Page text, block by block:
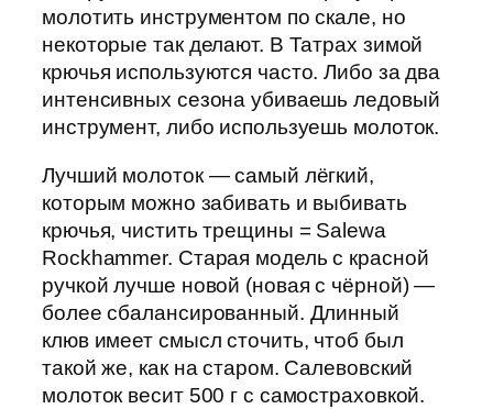
молотить инструментом по скале, но
некоторые так делают. В Татрах зимой
крючья используются часто. Либо за два
интенсивных сезона убиваешь ледовый
инструмент, либо используешь молоток.
Лучший молоток — самый лёгкий,
которым можно забивать и выбивать
крючья, чистить трещины = Salewa
Rockhammer. Старая модель с красной
ручкой лучше новой (новая с чёрной) —
более сбалансированный. Длинный
клюв имеет смысл сточить, чтоб был
такой же, как на старом. Салевовский
молоток весит 500 г с самостраховкой.